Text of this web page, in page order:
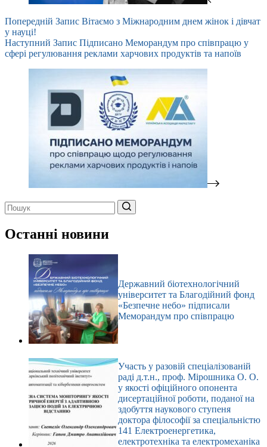
Попередній Запис Вітаємо з Міжнародним днем жінок і дівчат
у науці!
Наступний Запис Підписано Меморандум про співпрацю у
сфері регулювання реклами харчових продуктів та напоїв
результатів
Останні новини
Державний біотехнологічний
університет та Благодійний фонд
«Безпечне небо» підписали
Меморандум про співпрацю
Участь у разовій спеціалізованій
раді д.т.н., проф. Мірошника О. О.
у якості офіційного опонента
дисертаційної роботи, поданої на
здобуття наукового ступеня
доктора філософії за спеціальністю
141 Електроенергетика,
електротехніка та електромеханіка